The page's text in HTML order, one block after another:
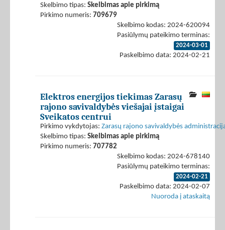
Skelbimo tipas: Skelbimas apie pirkimą
Pirkimo numeris: 709679
Skelbimo kodas: 2024-620094
Pasiūlymų pateikimo terminas:
2024-03-01
Paskelbimo data: 2024-02-21
Elektros energijos tiekimas Zarasų
rajono savivaldybės viešajai įstaigai
Sveikatos centrui
Pirkimo vykdytojas: Zarasų rajono savivaldybės
Skelbimo tipas: Skelbimas apie pirkimą
Pirkimo numeris: 707782
Skelbimo kodas: 2024-678140
Pasiūlymų pateikimo terminas:
2024-02-21
Paskelbimo data: 2024-02-07
Nuoroda į ataskaitą